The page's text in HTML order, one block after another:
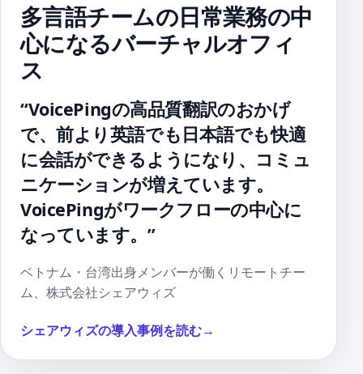
多言語チームの日常業務の中
心になるバーチャルオフィ
ス
“VoicePingの高品質翻訳のおかげ
で、前より英語でも日本語でも快適
に会話ができるようになり、コミュ
ニケーションが増えています。
VoicePingがワークフローの中心に
なっています。”
ベトナム・台湾出身メンバーが働くリモートチー
ム、株式会社シェアウィズ
シェアウィズの導入事例を読む→